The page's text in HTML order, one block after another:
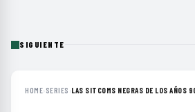
SIGUIENTE
HOME› SERIES ›LAS SITCOMS NEGRAS DE LOS AÑOS